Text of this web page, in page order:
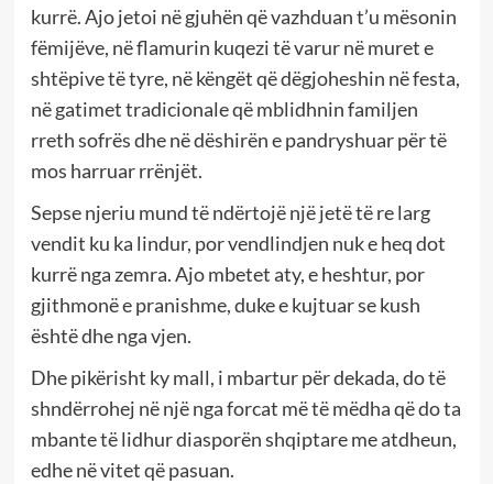
kurrë. Ajo jetoi në gjuhën që vazhduan t’u mësonin
fëmijëve, në flamurin kuqezi të varur në muret e
shtëpive të tyre, në këngët që dëgjoheshin në festa,
në gatimet tradicionale që mblidhnin familjen
rreth sofrës dhe në dëshirën e pandryshuar për të
mos harruar rrënjët.
Sepse njeriu mund të ndërtojë një jetë të re larg
vendit ku ka lindur, por vendlindjen nuk e heq dot
kurrë nga zemra. Ajo mbetet aty, e heshtur, por
gjithmonë e pranishme, duke e kujtuar se kush
është dhe nga vjen.
Dhe pikërisht ky mall, i mbartur për dekada, do të
shndërrohej në një nga forcat më të mëdha që do ta
mbante të lidhur diasporën shqiptare me atdheun,
edhe në vitet që pasuan.